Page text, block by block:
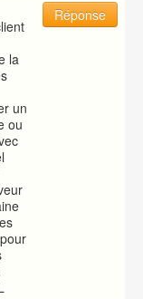
la
un
ou
Réponse